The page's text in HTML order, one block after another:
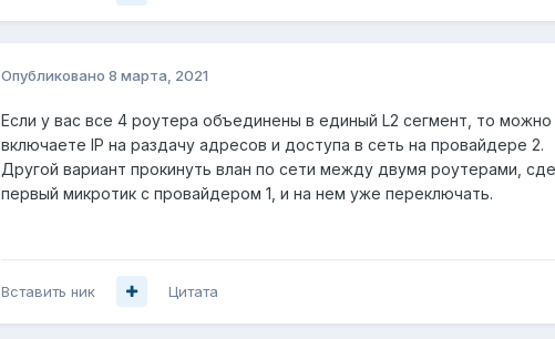
Опубликовано 8 марта, 2021
Если у вас все 4 роутера объединены в единый L2 сегмент, то
включаете IP на раздачу адресов и доступа в сеть на провайдере 2.
Другой вариант прокинуть влан по сети между двумя роутерами,
первый микротик с провайдером 1, и на нем уже переключать.
Вставить ник Цитата